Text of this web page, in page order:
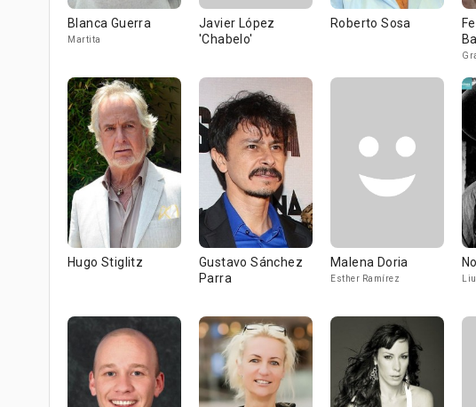
Blanca Guerra
Martita
Javier López
'Chabelo'
Roberto Sosa
Hugo Stiglitz
Gustavo Sánchez
Parra
Malena Doria
Esther Ramírez Liu